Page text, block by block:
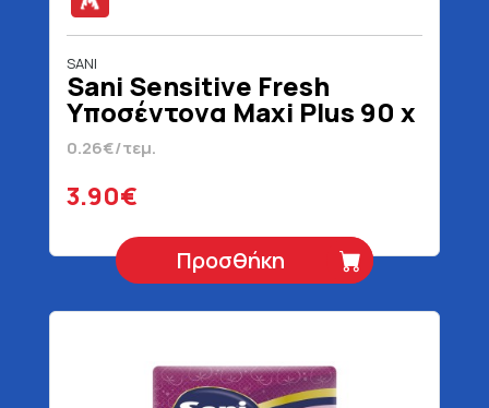
SANI
Sani Sensitive Fresh
Υποσέντονα Maxi Plus 90 x
60 15 Τεμάχια
0.26€/τεμ.
3.90€
Προσθήκη